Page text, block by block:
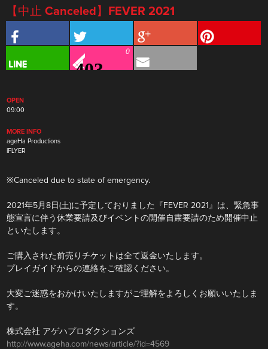
【中止 Canceled】FEVER 2021
0
OPEN
09:00
MORE INFO
ageHa Productions
iFLYER
※Canceled due to state of emergency.
2021年5月8日(土)に予定しておりました『FEVER 2021』は、緊急事
態宣言に伴う休業要請及びイベントの開催自粛要請のため開催中止
といたします。
ご購入された前売りチケットは全て返金いたします。
プレイガイドからの連絡をご確認ください。
大変ご迷惑をおかけいたしますがご理解をよろしくお願いいたしま
す。
株式会社 アゲハプロダクションズ
http://www.ageha.com/news/article/?id=4569